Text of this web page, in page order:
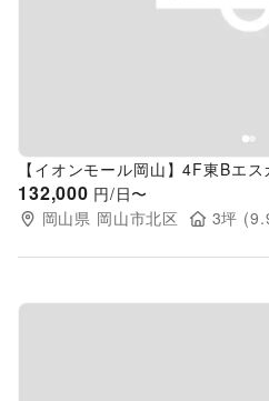
Previous slide
【イオンモール岡山】4F東Bエ
132,000 円/日〜
岡山県 岡山市北区 3坪 (